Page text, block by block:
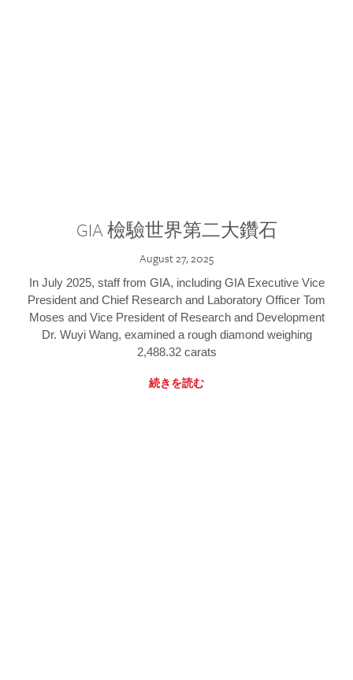
GIA 檢驗世界第二大鑽石
August 27, 2025
In July 2025, staff from GIA, including GIA Executive Vice
President and Chief Research and Laboratory Officer Tom
Moses and Vice President of Research and Development
Dr. Wuyi Wang, examined a rough diamond weighing
2,488.32 carats
続きを読む